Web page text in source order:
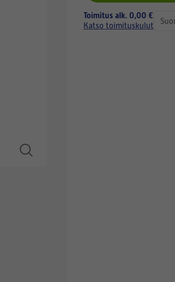
Toimitus alk. 0,00 €
Katso toimituskulut